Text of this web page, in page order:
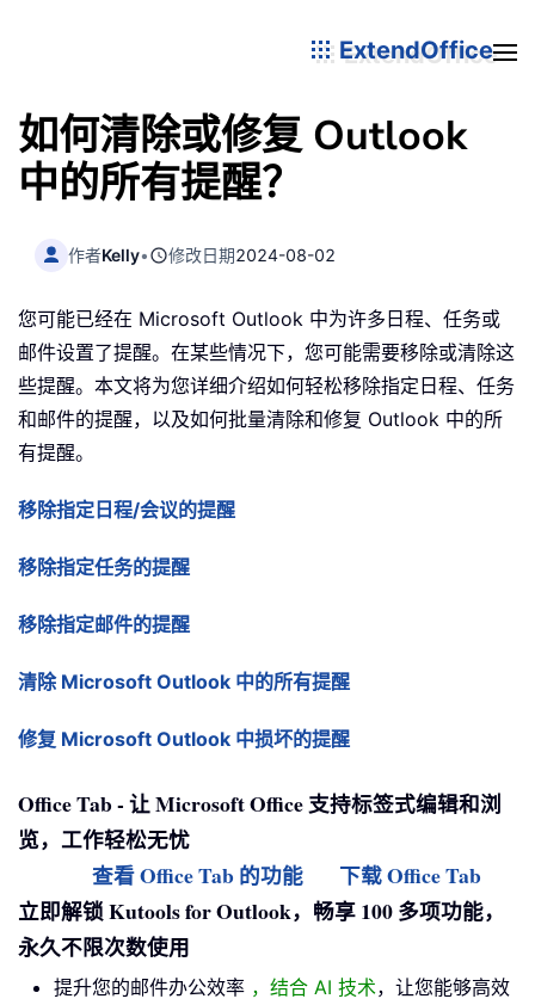
ExtendOffice
如何清除或修复 Outlook
中的所有提醒？
作者Kelly• 修改日期2024-08-02
您可能已经在 Microsoft Outlook 中为许多日程、任务或
邮件设置了提醒。在某些情况下，您可能需要移除或清除这
些提醒。本文将为您详细介绍如何轻松移除指定日程、任务
和邮件的提醒，以及如何批量清除和修复 Outlook 中的所
有提醒。
移除指定日程/会议的提醒
移除指定任务的提醒
移除指定邮件的提醒
清除 Microsoft Outlook 中的所有提醒
修复 Microsoft Outlook 中损坏的提醒
Office Tab - 让 Microsoft Office 支持标签式编辑和浏
览，工作轻松无忧
查看 Office Tab 的功能
下载 Office Tab
立即解锁 Kutools for Outlook，畅享 100 多项功能，
永久不限次数使用
提升您的邮件办公效率 ，结合 AI 技术，让您能够高效